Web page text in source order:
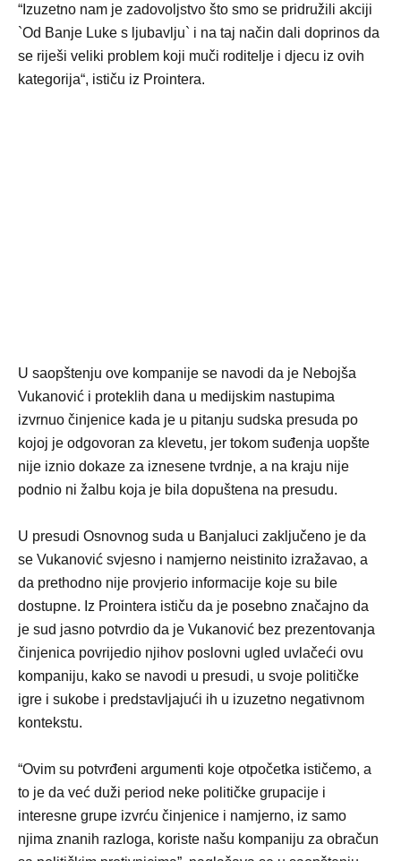
“Izuzetno nam je zadovoljstvo što smo se pridružili akciji
`Od Banje Luke s ljubavlju` i na taj način dali doprinos da
se riješi veliki problem koji muči roditelje i djecu iz ovih
kategorija“, ističu iz Prointera.
U saopštenju ove kompanije se navodi da je Nebojša
Vukanović i proteklih dana u medijskim nastupima
izvrnuo činjenice kada je u pitanju sudska presuda po
kojoj je odgovoran za klevetu, jer tokom suđenja uopšte
nije iznio dokaze za iznesene tvrdnje, a na kraju nije
podnio ni žalbu koja je bila dopuštena na presudu.
U presudi Osnovnog suda u Banjaluci zaključeno je da
se Vukanović svjesno i namjerno neistinito izražavao, a
da prethodno nije provjerio informacije koje su bile
dostupne. Iz Prointera ističu da je posebno značajno da
je sud jasno potvrdio da je Vukanović bez prezentovanja
činjenica povrijedio njihov poslovni ugled uvlačeći ovu
kompaniju, kako se navodi u presudi, u svoje političke
igre i sukobe i predstavljajući ih u izuzetno negativnom
kontekstu.
“Ovim su potvrđeni argumenti koje otpočetka ističemo, a
to je da već duži period neke političke grupacije i
interesne grupe izvrću činjenice i namjerno, iz samo
njima znanih razloga, koriste našu kompaniju za obračun